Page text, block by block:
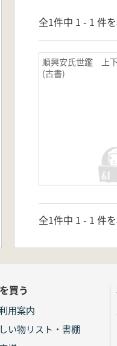
全1件中 1 - 1 件
順興安氏世鑑 上
(古書)
全1件中 1 - 1 件
買う
用案内
い物リスト・書棚